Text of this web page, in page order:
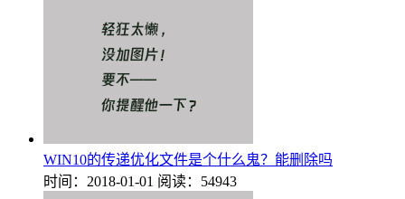
WIN10的传递优化文件是个什么鬼？能删除吗
时间：2018-01-01 阅读：54943